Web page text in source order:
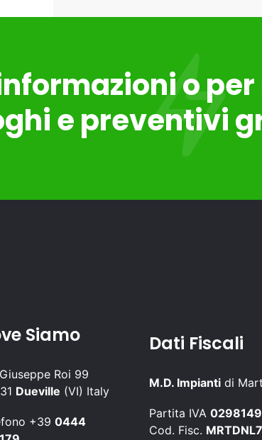
o
e preventivi
Siamo
Roi 99
Dueville (VI) Italy
+39 0444
Dati Fiscali
M.D. Impianti di
Partita IVA
Cod. Fisc.